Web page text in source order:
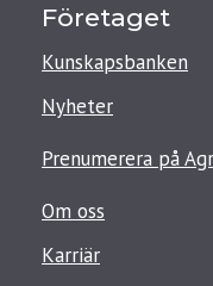
Företaget
Kunskapsbanken
Nyheter
Prenumerera på
Om oss
Karriär